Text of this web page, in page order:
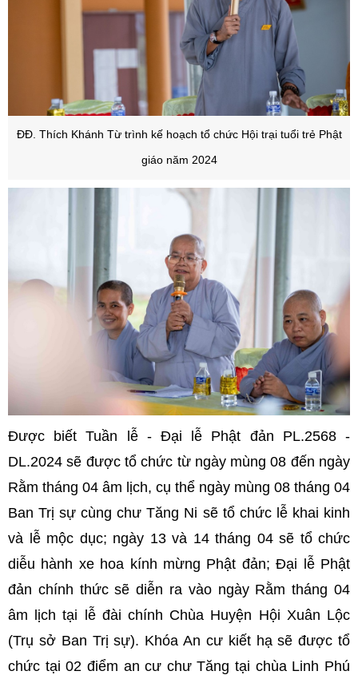
ĐĐ. Thích Khánh Từ trình kế hoạch tổ chức Hội trại tuổi trẻ Phật
giáo năm 2024
Được biết Tuần lễ - Đại lễ Phật đản PL.2568 -
DL.2024 sẽ được tổ chức từ ngày mùng 08 đến ngày
Rằm tháng 04 âm lịch, cụ thể ngày mùng 08 tháng 04
Ban Trị sự cùng chư Tăng Ni sẽ tổ chức lễ khai kinh
và lễ mộc dục; ngày 13 và 14 tháng 04 sẽ tổ chức
diễu hành xe hoa kính mừng Phật đản; Đại lễ Phật
đản chính thức sẽ diễn ra vào ngày Rằm tháng 04
âm lịch tại lễ đài chính Chùa Huyện Hội Xuân Lộc
(Trụ sở Ban Trị sự). Khóa An cư kiết hạ sẽ được tổ
chức tại 02 điểm an cư chư Tăng tại chùa Linh Phú